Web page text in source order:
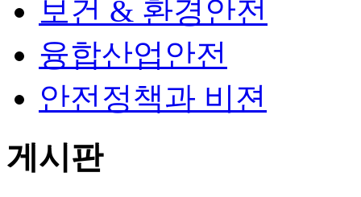
보건 & 환경안전
융합산업안전
안전정책과 비젼
게시판